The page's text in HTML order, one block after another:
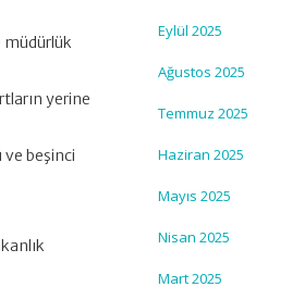
müdürlük
yerine
ve beşinci
Eylül 2025
Ağustos 2025
Temmuz 2025
Haziran 2025
Mayıs 2025
Nisan 2025
Mart 2025